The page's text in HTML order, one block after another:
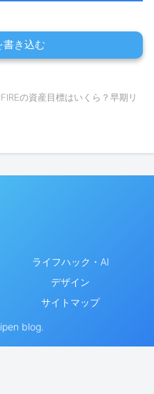
書き込む
の資産目標はいくら？早期リ
ライフハック・AI
デザイン
サイトマップ
blog.